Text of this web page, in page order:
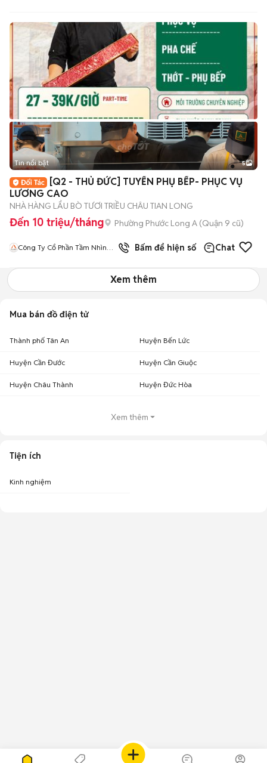
Tin nổi bật 5
[Q2 - THỦ ĐỨC] TUYỂN PHỤ BẾP- PHỤC VỤ
LƯƠNG CAO
NHÀ HÀNG LẨU BÒ TƯƠI TRIỀU CHÂU TIAN LONG
Đến 10 triệu/tháng Phường Phước Long A (Quận 9 cũ)
Công Ty Cổ Phần Tầm Nhìn
Bấm để hiện số Chat
Xem thêm
Mua bán đồ điện tử
Thành phố Tân An Huyện Bến Lức
Huyện Cần Đước Huyện Cần Giuộc
Huyện Châu Thành Huyện Đức Hòa
Xem thêm
Tiện ích
Kinh nghiệm